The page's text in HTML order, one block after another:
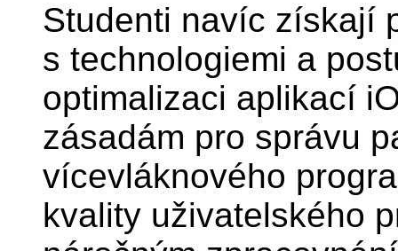
Studenti navíc získají
s technologiemi a
optimalizaci aplikací
zásadám pro správu
vícevláknového
kvality uživatelského